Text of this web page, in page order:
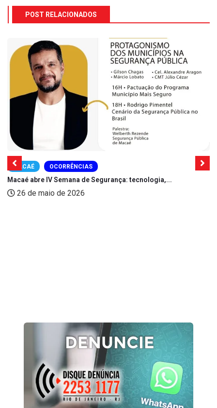
POST RELACIONADOS
MACAÉ OCORRÊNCIAS
Macaé abre IV Semana de Segurança: tecnologia,...
26 de maio de 2026